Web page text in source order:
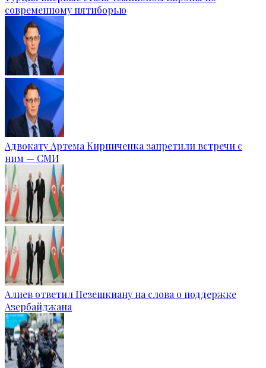
современному пятиборью
Адвокату Артема Кирпиченка запретили встречи с
ним — СМИ
Алиев ответил Пезешкиану на слова о поддержке
Азербайджана